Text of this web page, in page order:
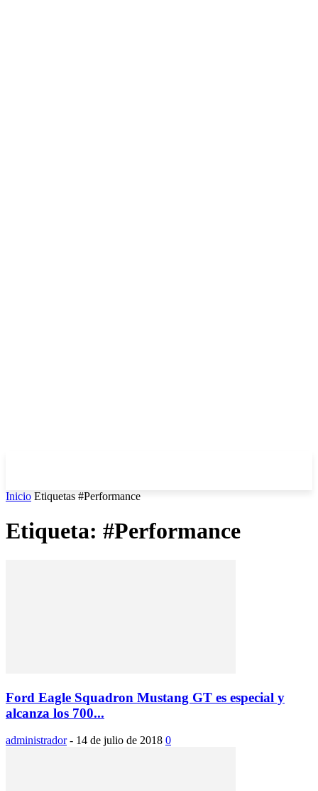
Inicio Etiquetas #Performance
Etiqueta: #Performance
Ford Eagle Squadron Mustang GT es especial y
alcanza los 700...
administrador - 14 de julio de 2018 0